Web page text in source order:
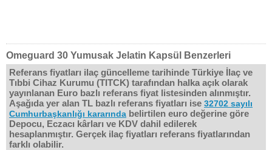
Omeguard 30 Yumusak Jelatin Kapsül Benzerleri
Referans fiyatları ilaç güncelleme tarihinde Türkiye İlaç ve
Tıbbi Cihaz Kurumu (TITCK) tarafından halka açık olarak
yayınlanan Euro bazlı referans fiyat listesinden alınmıştır.
Aşağıda yer alan TL bazlı referans fiyatları ise 32702 sayılı
Cumhurbaşkanlığı kararında belirtilen euro değerine göre
Depocu, Eczacı kârları ve KDV dahil edilerek
hesaplanmıştır. Gerçek ilaç fiyatları referans fiyatlarından
farklı olabilir.